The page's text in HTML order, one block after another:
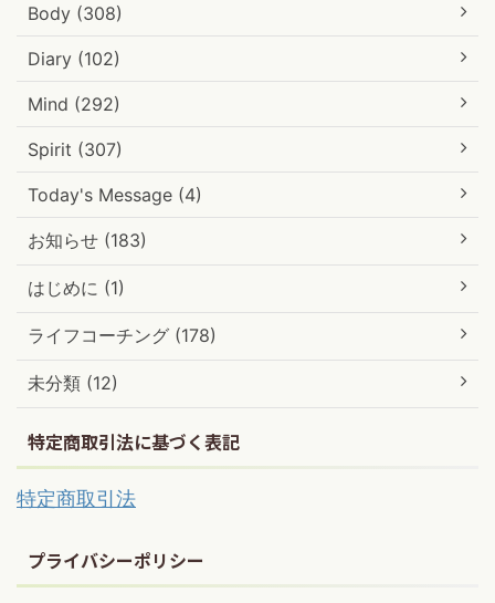
Body (308)
Diary (102)
Mind (292)
Spirit (307)
Today's Message (4)
お知らせ (183)
はじめに (1)
ライフコーチング (178)
未分類 (12)
特定商取引法に基づく表記
特定商取引法
プライバシーポリシー